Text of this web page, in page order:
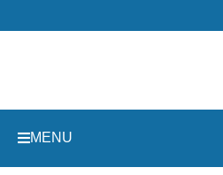
al
MENU